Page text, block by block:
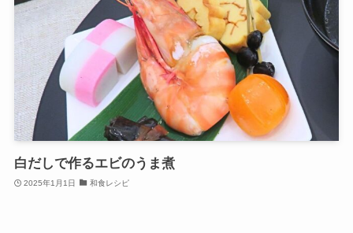
白だしで作るエビのうま煮
2025年1月1日 和食レシピ